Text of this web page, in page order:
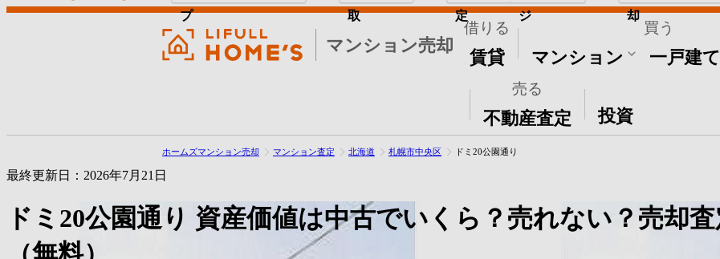
マンション売却
借りる
賃貸
買う
マンション 一戸建
売る
不動産査定
その他
投資
プ 取 定 ジ 却
ホームズマンション売却 マンション査定 北海道 札幌市中央区 ドミ20公園通り
最終更新日：2026年7月21日
ドミ20公園通り 資産価値は中古でいくら？売れない？売却